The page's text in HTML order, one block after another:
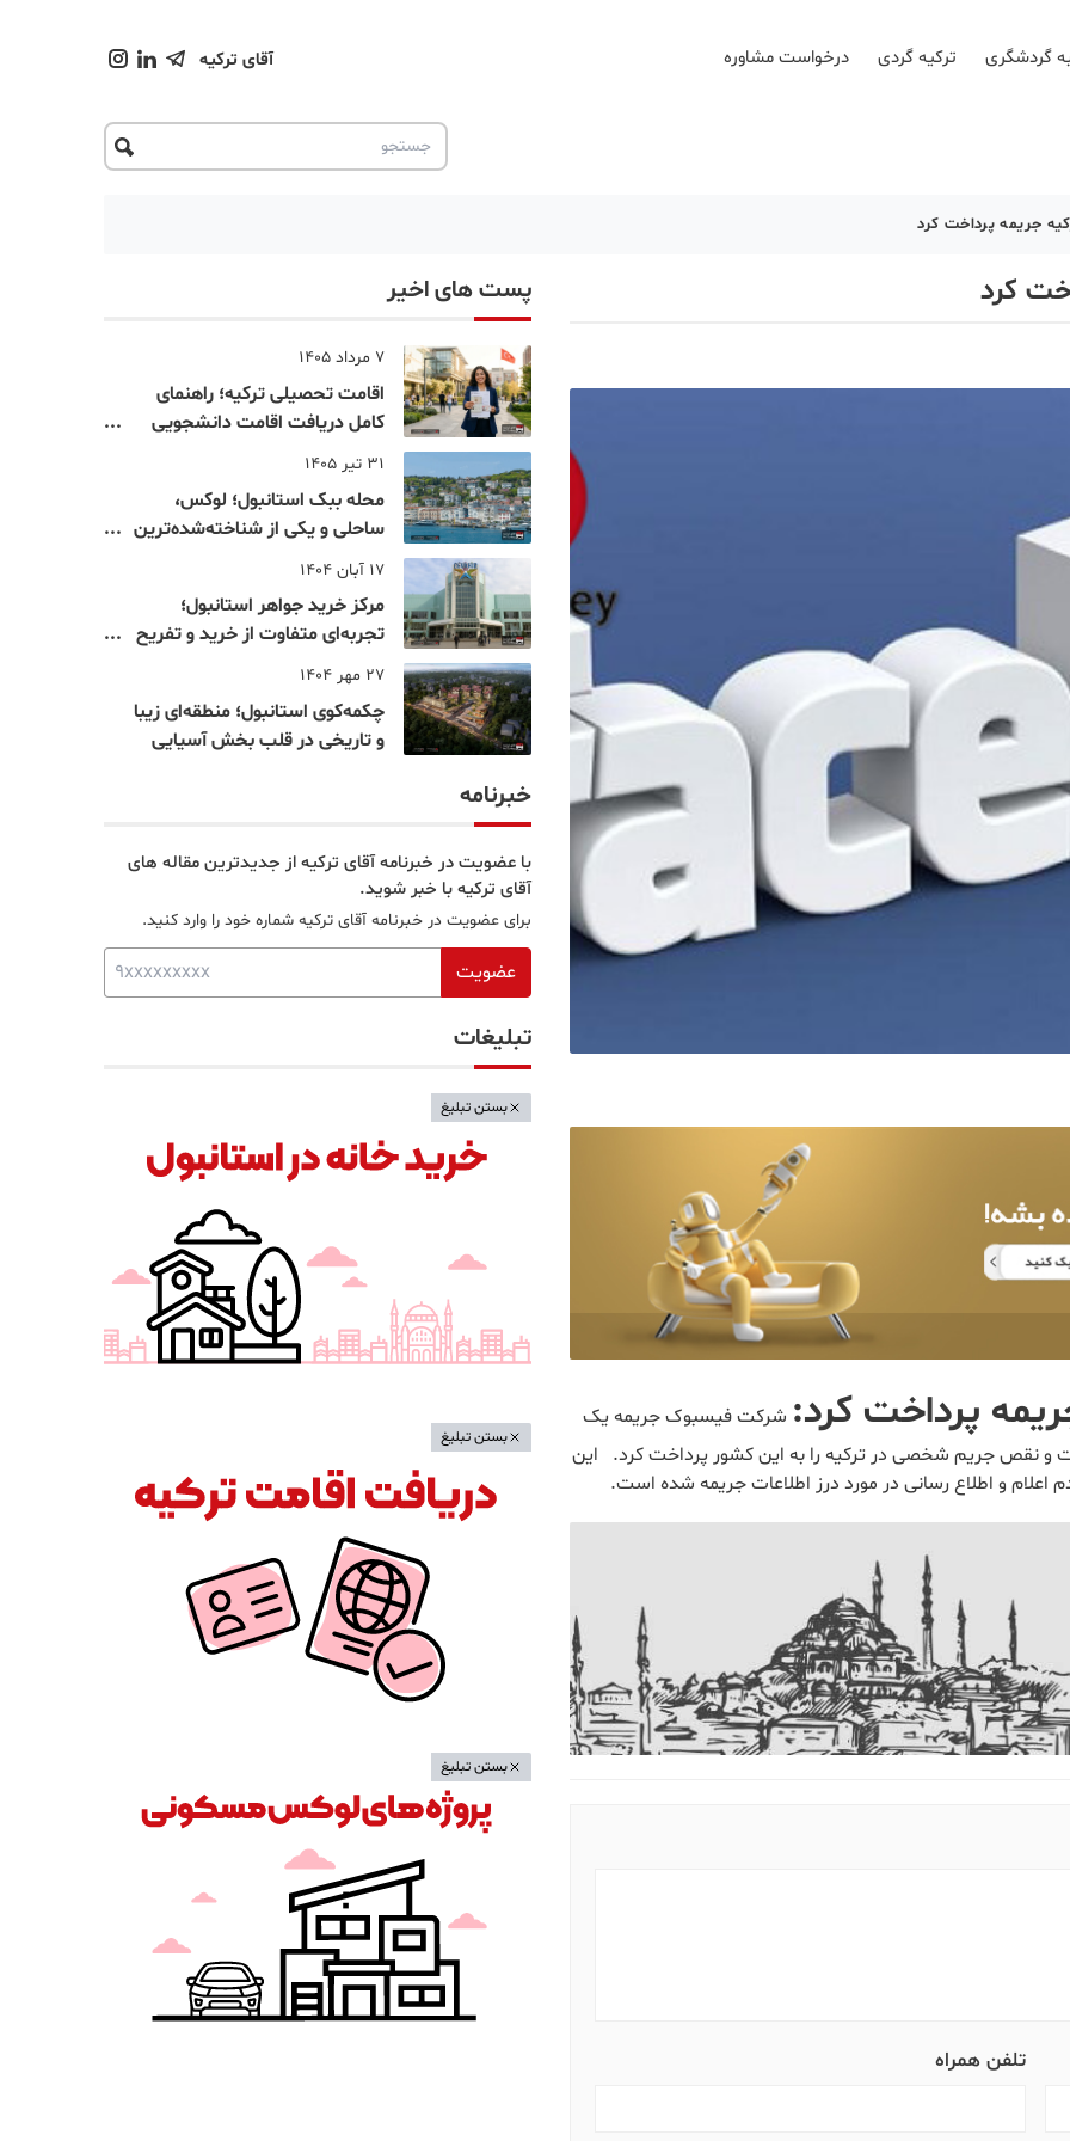
گردشگری ترکیه گردی درخواست مشاوره آقای ترکیه
جریمه پرداخت کرد
کرد
پرداخت کرد: شرکت فیسبوک جریمه یک
و نقص جریم شخصی در ترکیه را به این کشور پرداخت کرد. این
و اطلاع رسانی در مورد درز اطلاعات جریمه شده است.
تلفن همراه
پست های اخیر
7 مرداد 1405
اقامت تحصیلی ترکیه؛ راهنمای
کامل دریافت اقامت دانشجویی
ترکیه در سال ۲۰۲۶
31 تیر 1405
محله ببک استانبول؛ لوکس،
ساحلی و یکی از شناخته‌شده‌ترین
نقاط بسفر
17 آبان 1404
مرکز خرید جواهر استانبول؛
تجربه‌ای متفاوت از خرید و تفریح
در قلب استانبول
27 مهر 1404
چکمه‌کوی استانبول؛ منطقه‌ای زیبا
و تاریخی در قلب بخش آسیایی
خبرنامه
با عضویت در خبرنامه آقای ترکیه از جدیدترین مقاله های
آقای ترکیه با خبر شوید.
برای عضویت در خبرنامه آقای ترکیه شماره خود را وارد کنید.
عضویت
تبلیغات
بستن تبلیغ
بستن تبلیغ
بستن تبلیغ